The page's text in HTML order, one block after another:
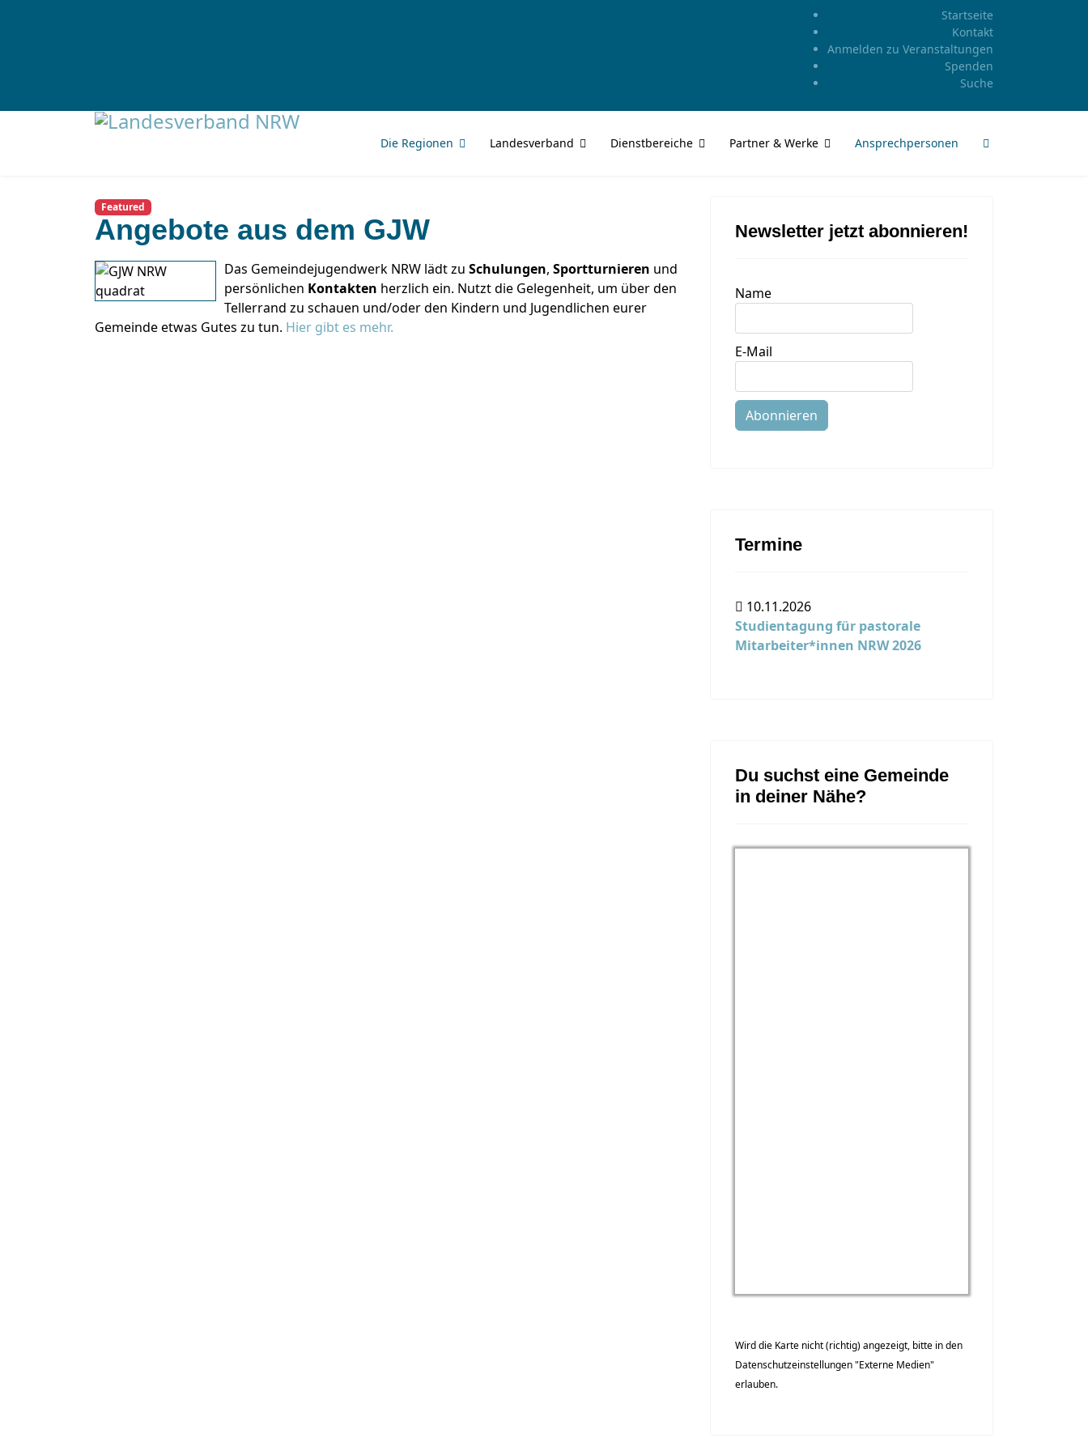
Startseite
Kontakt
Anmelden zu Veranstaltungen
Spenden
Suche
Die Regionen Landesverband Dienstbereiche Partner & Werke Ansprechpersonen
Featured
Angebote aus dem GJW
Das Gemeindejugendwerk NRW lädt zu Schulungen, Sportturnieren und
persönlichen Kontakten herzlich ein. Nutzt die Gelegenheit, um über den
Tellerrand zu schauen und/oder den Kindern und Jugendlichen eurer
Gemeinde etwas Gutes zu tun. Hier gibt es mehr.
Newsletter jetzt abonnieren!
Name
E-Mail
Abonnieren
Termine
10.11.2026
Studientagung für pastorale
Mitarbeiter*innen NRW 2026
Du suchst eine Gemeinde
in deiner Nähe?
Wird die Karte nicht (richtig) angezeigt, bitte in den
Datenschutzeinstellungen "Externe Medien"
erlauben.